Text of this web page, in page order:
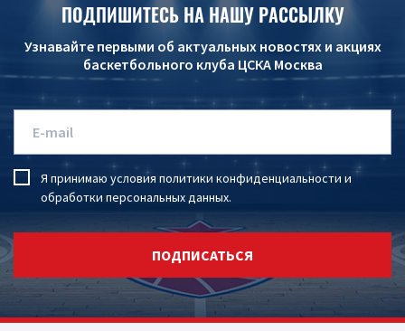
ПОДПИШИТЕСЬ НА НАШУ РАССЫЛКУ
Узнавайте первыми об актуальных новостях и акциях
баскетбольного клуба ЦСКА Москва
Я принимаю условия политики конфиденциальности и
обработки персональных данных.
ПОДПИСАТЬСЯ